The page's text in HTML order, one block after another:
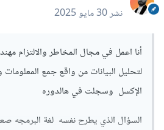
نشر30 مايو 2025
أنا اعمل في مجال المخاطر والالتزام
لتحليل البيانات من واقع جمع
الإكسل وسجلت في هالدوره
السؤال الذي يطرح نفسه لغة البرمجه